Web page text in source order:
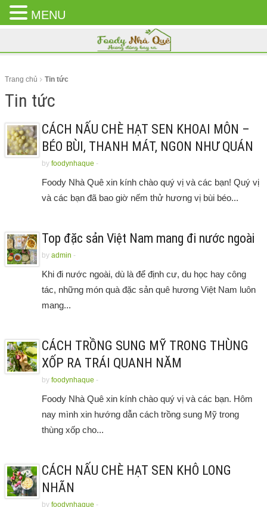
CLOSE
MENU
Trang chủ Tin tức
Tin tức
CÁCH NẤU CHÈ HẠT SEN KHOAI MÔN –
BÉO BÙI, THANH MÁT, NGON NHƯ QUÁN
by foodynhaque -
Foody Nhà Quê xin kính chào quý vị và các bạn! Quý vị
và các bạn đã bao giờ nếm thử hương vị bùi béo...
Top đặc sản Việt Nam mang đi nước ngoài
by admin -
Khi đi nước ngoài, dù là để định cư, du học hay công
tác, những món quà đặc sản quê hương Việt Nam luôn
mang...
CÁCH TRỒNG SUNG MỸ TRONG THÙNG
XỐP RA TRÁI QUANH NĂM
by foodynhaque -
Foody Nhà Quê xin kính chào quý vị và các bạn. Hôm
nay mình xin hướng dẫn cách trồng sung Mỹ trong
thùng xốp cho...
CÁCH NẤU CHÈ HẠT SEN KHÔ LONG
NHÃN
by foodynhaque -
MENU